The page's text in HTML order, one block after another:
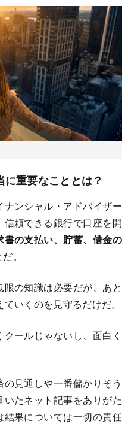
重要なこととは？
ンシャル・アドバイザー
頼できる銀行で口座を開
書の支払い、貯蓄、借金の
。
の知識は必要だが、あと
いくのを見守るだけだ。
ールじゃないし、面白く
見通しや一番儲かりそう
たネット記事をありがた
果については一切の責任